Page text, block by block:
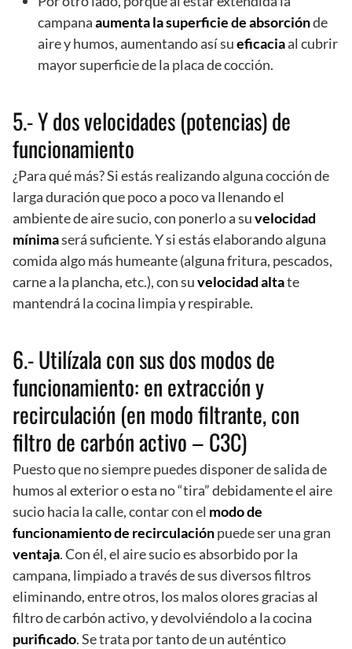
campanaaumenta la superficie de absorciónde
aire y humos, aumentando así sueficaciaal cubrir
mayor superficie de la placa de cocción.
5.- Y dos velocidades (potencias) de
funcionamiento
¿Para qué más? Si estás realizando alguna cocción de
larga duración que poco a poco va llenando el
ambiente de aire sucio, con ponerlo a suvelocidad
mínimaserá suficiente. Y si estás elaborando alguna
comida algo más humeante (alguna fritura, pescados,
carne a la plancha, etc.), con suvelocidad altate
mantendrá la cocina limpia y respirable.
6.- Utilízala con sus dos modos de
funcionamiento: en extracción y
recirculación (en modo filtrante, con
filtro de carbón activo – C3C)
Puesto que no siempre puedes disponer de salida de
humos al exterior o esta no “tira” debidamente el aire
sucio hacia la calle, contar con el modo de
funcionamiento de recirculaciónpuede ser una gran
ventaja. Con él, el aire sucio es absorbido por la
campana, limpiado a través de sus diversos filtros
eliminando, entre otros, los malos olores gracias al
filtro de carbón activo, y devolviéndolo a la cocina
purificado. Se trata por tanto de un auténtico